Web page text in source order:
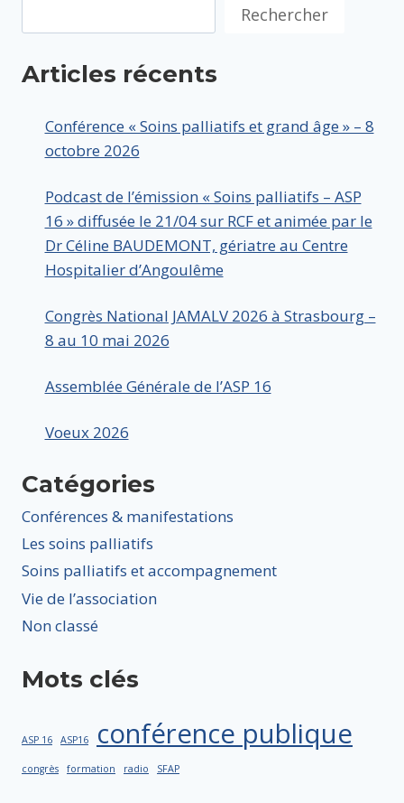
Rechercher
Articles récents
Conférence « Soins palliatifs et grand âge » – 8
octobre 2026
Podcast de l’émission « Soins palliatifs – ASP
16 » diffusée le 21/04 sur RCF et animée par le
Dr Céline BAUDEMONT, gériatre au Centre
Hospitalier d’Angoulême
Congrès National JAMALV 2026 à Strasbourg –
8 au 10 mai 2026
Assemblée Générale de l’ASP 16
Voeux 2026
Catégories
Conférences & manifestations
Les soins palliatifs
Soins palliatifs et accompagnement
Vie de l’association
Non classé
Mots clés
ASP 16 ASP16 conférence publique
congrès formation radio SFAP